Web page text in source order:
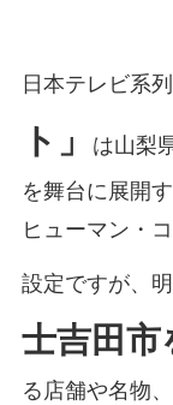
日本テレビ系
ト」
は山梨
を舞台に展開
ヒューマン・
設定ですが、
士吉田
る店舗や名物